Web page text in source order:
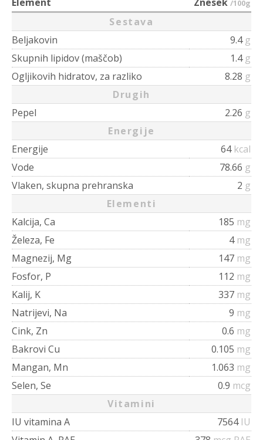
/100g
Sestava
Beljakovin
9.4 g
Skupnih lipidov (maščob)
1.4 g
Ogljikovih hidratov, za razliko
8.28 g
Drugih
Pepel
2.26 g
Energije
Energije
64 kcal
Vode
78.66 g
Vlaken, skupna prehranska
2 g
Elementi
Kalcija, Ca
185 mg
Železa, Fe
4 mg
Magnezij, Mg
147 mg
Fosfor, P
112 mg
Kalij, K
337 mg
Natrijevi, Na
9 mg
Cink, Zn
0.6 mg
Bakrovi Cu
0.105 mg
Mangan, Mn
1.063 mg
Selen, Se
0.9 mcg
Vitamini
IU vitamina A
7564 IU